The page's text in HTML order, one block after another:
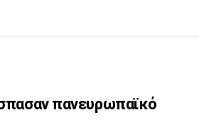
πανευρωπαϊκό